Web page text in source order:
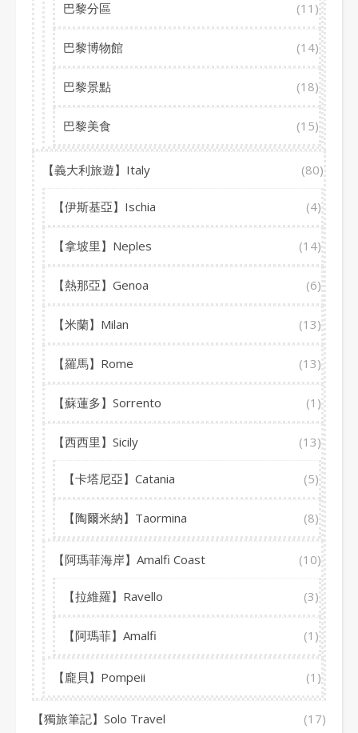
巴黎分區 (11)
巴黎博物館 (14)
巴黎景點 (18)
巴黎美食 (15)
【義大利旅遊】Italy (80)
【伊斯基亞】Ischia (4)
【拿坡里】Neples (14)
【熱那亞】Genoa (6)
【米蘭】Milan (13)
【羅馬】Rome (13)
【蘇蓮多】Sorrento (1)
【西西里】Sicily (13)
【卡塔尼亞】Catania (5)
【陶爾米納】Taormina (8)
【阿瑪菲海岸】Amalfi Coast (10)
【拉維羅】Ravello (3)
【阿瑪菲】Amalfi (1)
【龐貝】Pompeii (1)
【獨旅筆記】Solo Travel (17)